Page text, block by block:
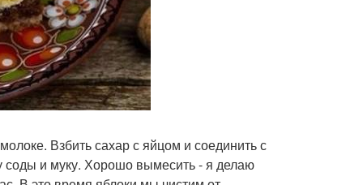
Взбить сахар с яйцом и соединить с
соды и муку. Хорошо вымесить - я делаю